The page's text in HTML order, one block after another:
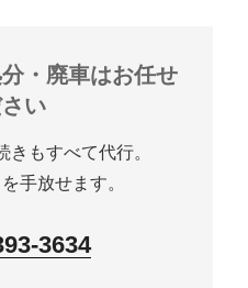
・廃車はお任せ
さい
きもすべて代行。
手放せます。
3634